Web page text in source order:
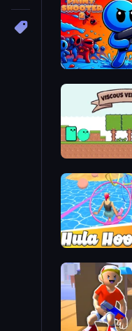
Paint Shooter
Hula Hoop Race